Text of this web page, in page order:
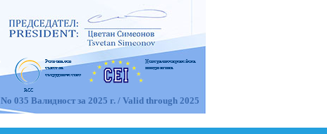
No 035 Валидност за 2025 г. / Valid through 2025